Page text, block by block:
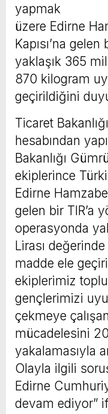
yapmak
üzere Edirne
Kapısı’na
yaklaşık 365
870 kilogram
geçirildiğini
Ticaret
hesabından
Bakanlığı
ekiplerince
Edirne
gelen bir TIR’a
operasyonda
Lirası
madde ele
ekiplerimiz
gençlerimizi
çekmeye
mücadelesini
yakalamasıyla
Olayla ilgili
Edirne
devam ediyor”